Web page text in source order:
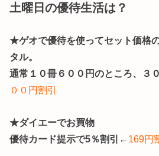
土曜日の優待生活は？
★ゲオで優待を使ってセット価格
タル。
通常１０冊６００円のところ、３
００円割引
★ダイエーでお買物
優待カード提示で5％割引 ← 169円